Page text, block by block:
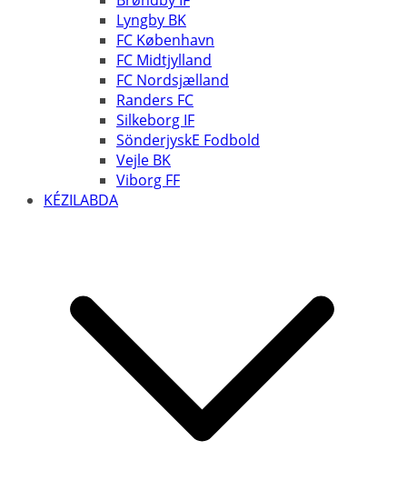
Lyngby BK
FC København
FC Midtjylland
FC Nordsjælland
Randers FC
Silkeborg IF
SönderjyskE Fodbold
Vejle BK
Viborg FF
KÉZILABDA